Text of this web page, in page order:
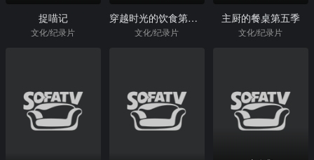
捉喵记
文化/纪录片
穿越时光的饮食第一季
文化/纪录片
主厨的餐桌第五季
文化/纪录片